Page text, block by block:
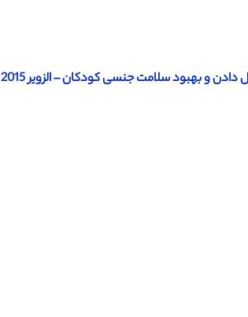
و بهبود سلامت جنسی کودکان – الزویر 2015